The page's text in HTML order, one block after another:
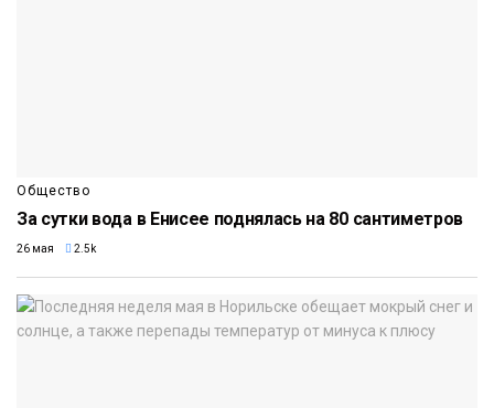
Общество
За сутки вода в Енисее поднялась на 80 сантиметров
26 мая 2.5k